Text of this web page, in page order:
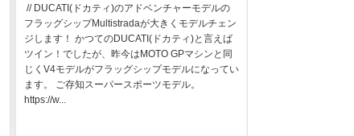
// DUCATI(ドカティ)のアドベンチャーモデルの
フラッグシップMultistradaが大きくモデルチェン
ジします！ かつてのDUCATI(ドカティ)と言えば
ツイン！でしたが、昨今はMOTO GPマシンと同
じくV4モデルがフラッグシップモデルになってい
ます。 ご存知スーパースポーツモデル。
https://w...